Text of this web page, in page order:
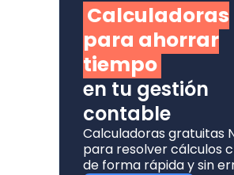
Calculadoras
para ahorrar
tiempo
en tu gestión
contable
Calculadoras gratuitas
para resolver cálculos
de forma rápida y sin